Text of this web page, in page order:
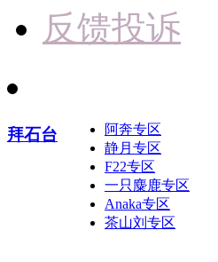
反馈投诉
拜石台
阿奔专区
静月专区
F22专区
一只麋鹿专区
Anaka专区
茶山刘专区